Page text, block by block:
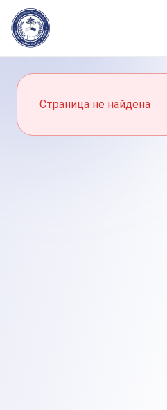
Страница не найдена